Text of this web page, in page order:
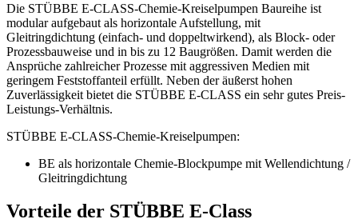
Die STÜBBE E-CLASS-Chemie-Kreiselpumpen Baureihe ist
modular aufgebaut als horizontale Aufstellung, mit
Gleitringdichtung (einfach- und doppeltwirkend), als Block- oder
Prozessbauweise und in bis zu 12 Baugrößen. Damit werden die
Ansprüche zahlreicher Prozesse mit aggressiven Medien mit
geringem Feststoffanteil erfüllt. Neben der äußerst hohen
Zuverlässigkeit bietet die STÜBBE E-CLASS ein sehr gutes Preis-
Leistungs-Verhältnis.
STÜBBE E-CLASS-Chemie-Kreiselpumpen:
BE als horizontale Chemie-Blockpumpe mit Wellendichtung /
Gleitringdichtung
Vorteile der STÜBBE E-Class